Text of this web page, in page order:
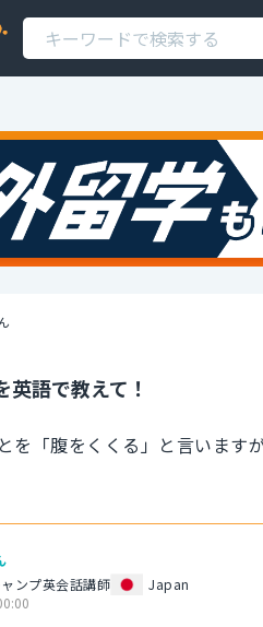
英語で教えて！
を「腹をくくる」と言います
ンプ英会話講師
Japan